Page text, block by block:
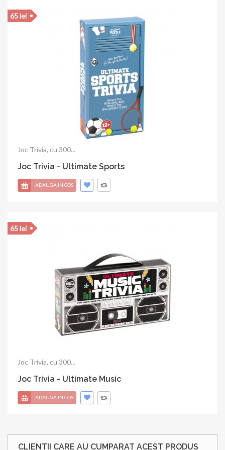
Joc Trivia, 100 intrebari...
Joc Trivia - Music Trivia
20 lei
ADAUGA IN COS
Joc Trivia, 100 intrebari...
Joc Trivia - Movie
20 lei
ADAUGA IN COS
CLIENTII CARE AU CUMPARAT ACEST PRODUS